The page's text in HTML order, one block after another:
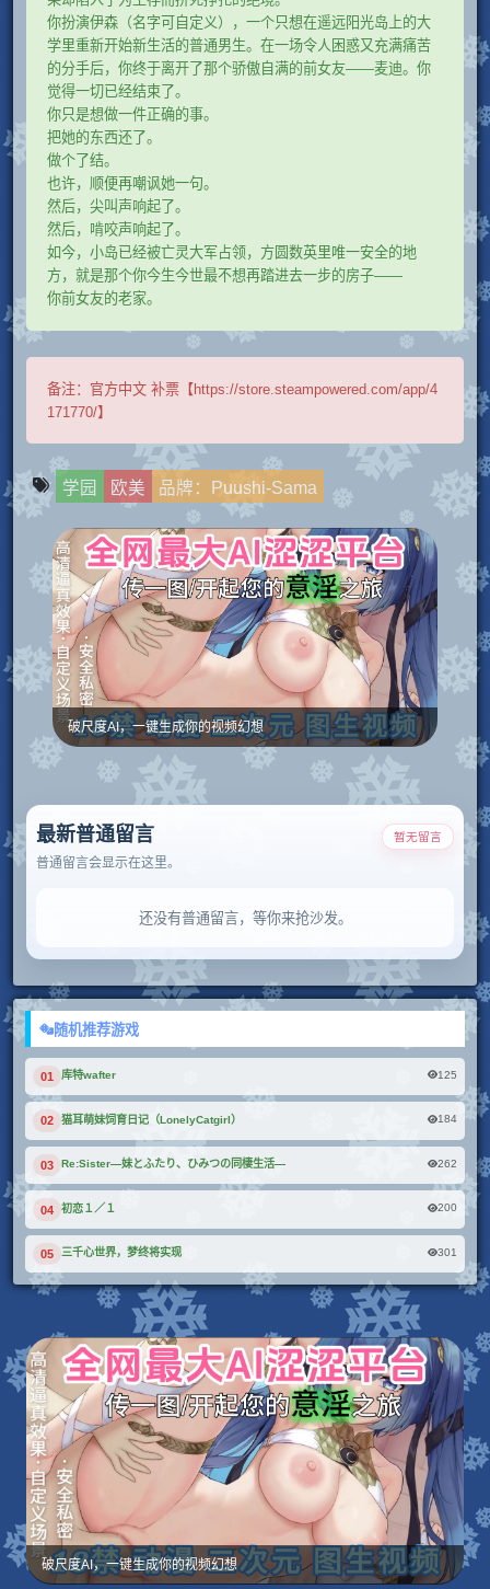
你扮演伊森（名字可自定义），一个只想在遥远阳光岛上的大
学里重新开始新生活的普通男生。在一场令人困惑又充满痛苦
的分手后，你终于离开了那个骄傲自满的前女友——麦迪。你
觉得一切已经结束了。
你只是想做一件正确的事。
把她的东西还了。
做个了结。
也许，顺便再嘲讽她一句。
然后，尖叫声响起了。
然后，啃咬声响起了。
如今，小岛已经被亡灵大军占领，方圆数英里唯一安全的地
方，就是那个你今生今世最不想再踏进去一步的房子——
你前女友的老家。
备注： 官方中文 补票【https://store.steampowered.com/app/4
171770/】
学园 欧美 品牌：Puushi-Sama
破尺度AI，一键生成你的视频幻想
最新普通留言
普通留言会显示在这里。
暂无留言
还没有普通留言，等你来抢沙发。
随机推荐游戏
01 库特wafter 125
02 猫耳萌妹饲育日记（LonelyCatgirl） 184
03 Re:Sister―妹とふたり、ひみつの同棲生活― 262
04 初恋１／１ 200
05 三千心世界，梦终将实现 301
破尺度AI，一键生成你的视频幻想